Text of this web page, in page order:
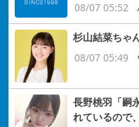
08/07 05:52
杉山結菜ちゃ
08/07 05:49
長野桃羽「嗣
れているので